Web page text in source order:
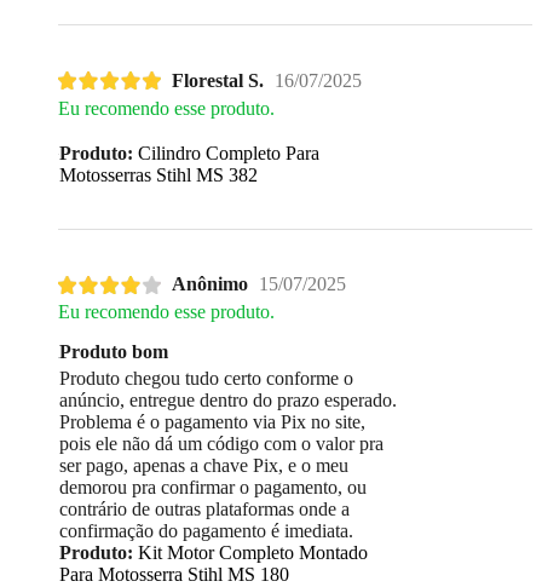
Florestal S. 16/07/2025
Eu recomendo esse produto.
Produto: Cilindro Completo Para
Motosserras Stihl MS 382
Anônimo 15/07/2025
Eu recomendo esse produto.
Produto bom
Produto chegou tudo certo conforme o
anúncio, entregue dentro do prazo esperado.
Problema é o pagamento via Pix no site,
pois ele não dá um código com o valor pra
ser pago, apenas a chave Pix, e o meu
demorou pra confirmar o pagamento, ou
contrário de outras plataformas onde a
confirmação do pagamento é imediata.
Produto: Kit Motor Completo Montado
Para Motosserra Stihl MS 180